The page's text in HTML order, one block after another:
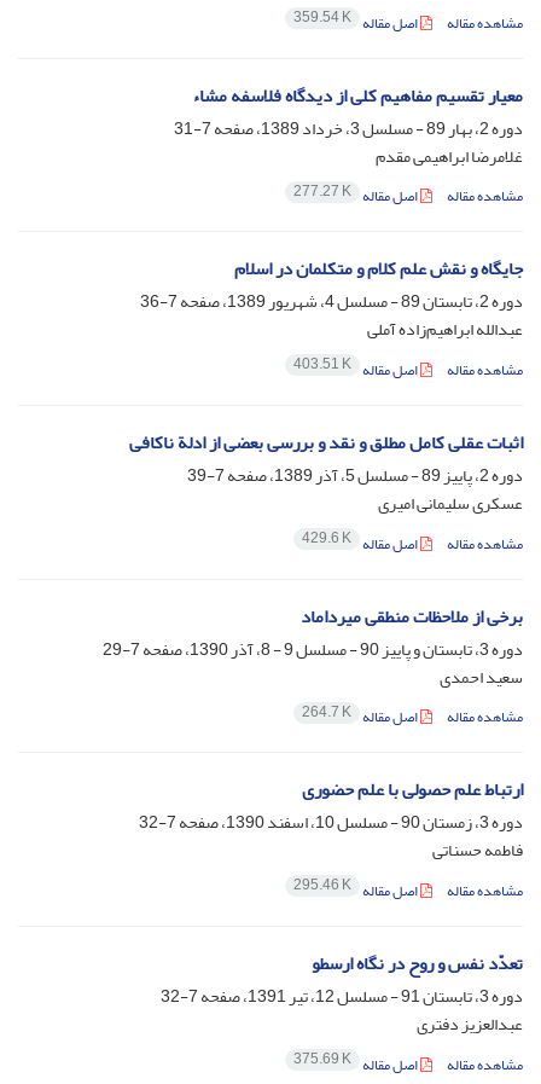
مشاهده مقاله اصل مقاله 359.54 K
معیار تقسیم مفاهیم کلی از دیدگاه فلاسفه مشاء
دوره 2، بهار 89 - مسلسل 3، خرداد 1389، صفحه
7-31
غلامرضا ابراهیمی مقدم
مشاهده مقاله اصل مقاله 277.27 K
جایگاه و نقش علم کلام و متکلمان در اسلام
دوره 2، تابستان 89 - مسلسل 4، شهریور 1389، صفحه
7-36
عبدالله ابراهیم‌زاده آملی
مشاهده مقاله اصل مقاله 403.51 K
اثبات عقلی کامل مطلق و نقد و بررسی بعضی از ادلة ناکافی
دوره 2، پاییز 89 - مسلسل 5، آذر 1389، صفحه
7-39
عسکری سلیمانی امیری
مشاهده مقاله اصل مقاله 429.6 K
برخی از ملاحظات منطقی میرداماد
دوره 3، تابستان و پاییز 90 - مسلسل 9 - 8، آذر 1390، صفحه
7-29
سعید احمدی
مشاهده مقاله اصل مقاله 264.7 K
ارتباط علم حصولی با علم حضوری
دوره 3، زمستان 90 - مسلسل 10، اسفند 1390، صفحه
7-32
فاطمه حسناتی
مشاهده مقاله اصل مقاله 295.46 K
تعدّد نفس و روح در نگاه ارسطو
دوره 3، تابستان 91 - مسلسل 12، تیر 1391، صفحه
7-32
عبدالعزیز دفتری
مشاهده مقاله اصل مقاله 375.69 K